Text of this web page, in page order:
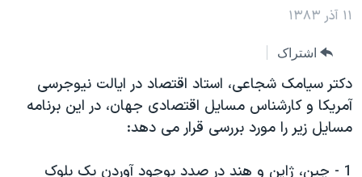
صفحه
جهش
به
جستجو
آمریکا
جهان
ورزشی
گزیده‌ها
ویژه برنامه‌ها
جدول برنامه ها
صفحه‌های ویژه
جام جهانی ۲۰۲۶
عملیات خشم حماسی
۲۵۰سالگی آمریکا
بایگانی برنامه‌های تلویزیونی
فرکانس‌های صدای آمریکا
پخش رادیویی
۱۱ آذر ۱۳۸۳
اشتراک
دکتر سيامک شجاعی، استاد اقتصاد در ايالت نيوجرسی
آمريکا و کارشناس مسايل اقتصادی جهان، در اين برنامه
مسايل زير را مورد بررسی قرار می دهد:
1 - چين، ژاپن و هند در صدد بوجود آوردن يک بلوک